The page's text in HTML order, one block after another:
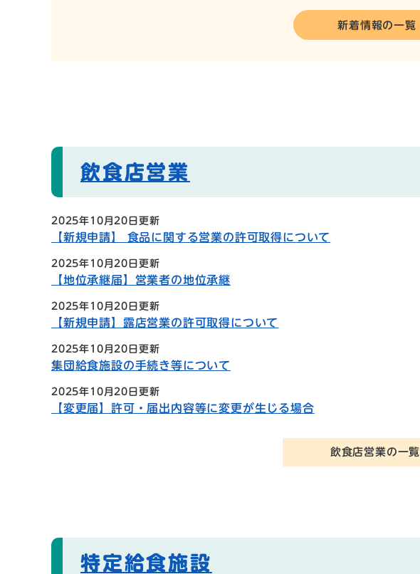
新着情報の一覧
飲食店営業
2025年10月20日更新
【新規申請】 食品に関する営業の許可取得について
2025年10月20日更新
【地位承継届】営業者の地位承継
2025年10月20日更新
【新規申請】露店営業の許可取得について
2025年10月20日更新
集団給食施設の手続き等について
2025年10月20日更新
【変更届】許可・届出内容等に変更が生じる場合
飲食店営業の一覧
特定給食施設